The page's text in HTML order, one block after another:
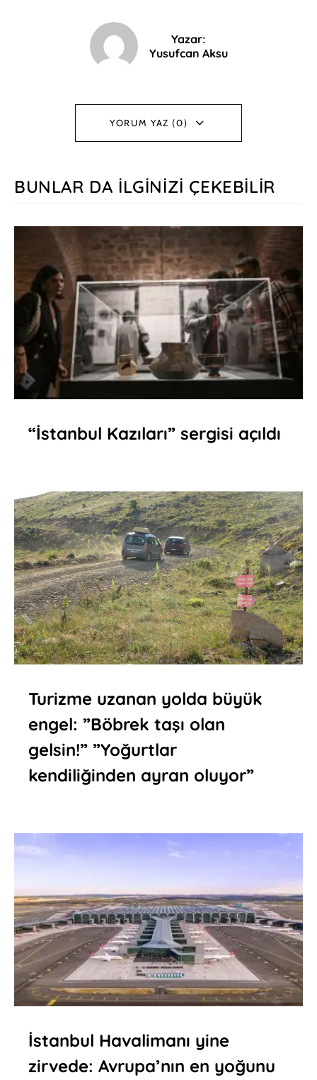
Yazar:
Yusufcan Aksu
YORUM YAZ (0)
BUNLAR DA İLGINIZI ÇEKEBILIR
“İstanbul Kazıları” sergisi açıldı
Turizme uzanan yolda büyük
engel: ”Böbrek taşı olan
gelsin!” ”Yoğurtlar
kendiliğinden ayran oluyor”
İstanbul Havalimanı yine
zirvede: Avrupa’nın en yoğunu